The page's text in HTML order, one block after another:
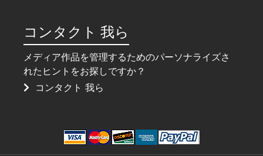
コンタクト 我ら
メディア作品を管理するためのパーソナライズさ
れたヒントをお探しですか？
コンタクト 我ら